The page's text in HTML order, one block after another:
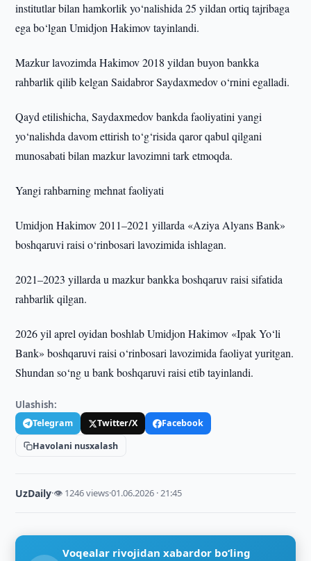
institutlar bilan hamkorlik yo‘nalishida 25 yildan ortiq tajribaga
ega bo‘lgan Umidjon Hakimov tayinlandi.
Mazkur lavozimda Hakimov 2018 yildan buyon bankka
rahbarlik qilib kelgan Saidabror Saydaxmedov o‘rnini egalladi.
Qayd etilishicha, Saydaxmedov bankda faoliyatini yangi
yo‘nalishda davom ettirish to‘g‘risida qaror qabul qilgani
munosabati bilan mazkur lavozimni tark etmoqda.
Yangi rahbarning mehnat faoliyati
Umidjon Hakimov 2011–2021 yillarda «Aziya Alyans Bank»
boshqaruvi raisi o‘rinbosari lavozimida ishlagan.
2021–2023 yillarda u mazkur bankka boshqaruv raisi sifatida
rahbarlik qilgan.
2026 yil aprel oyidan boshlab Umidjon Hakimov «Ipak Yo‘li
Bank» boshqaruvi raisi o‘rinbosari lavozimida faoliyat yuritgan.
Shundan so‘ng u bank boshqaruvi raisi etib tayinlandi.
Ulashish:
Telegram Twitter/X
Facebook
Havolani nusxalash
UzDaily·👁 1246 views·01.06.2026 · 21:45
Voqealar rivojidan xabardor bo‘ling